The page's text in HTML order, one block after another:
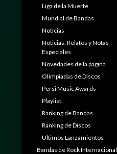
Liga de la Muerte
Mundial de Bandas
Noticias
Noticias, Relatos y Notas
Especiales
Novedades de la pagina
Olimpiadas de Discos
Persi Music Awards
Playlist
Ranking de Bandas
Ranking de Discos
Ultimos Lanzamientos
Bandas de Rock Internacional